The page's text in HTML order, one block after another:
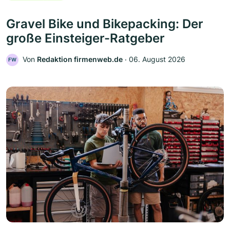
Gravel Bike und Bikepacking: Der
große Einsteiger-Ratgeber
FW Von Redaktion firmenweb.de ‧ 06. August 2026